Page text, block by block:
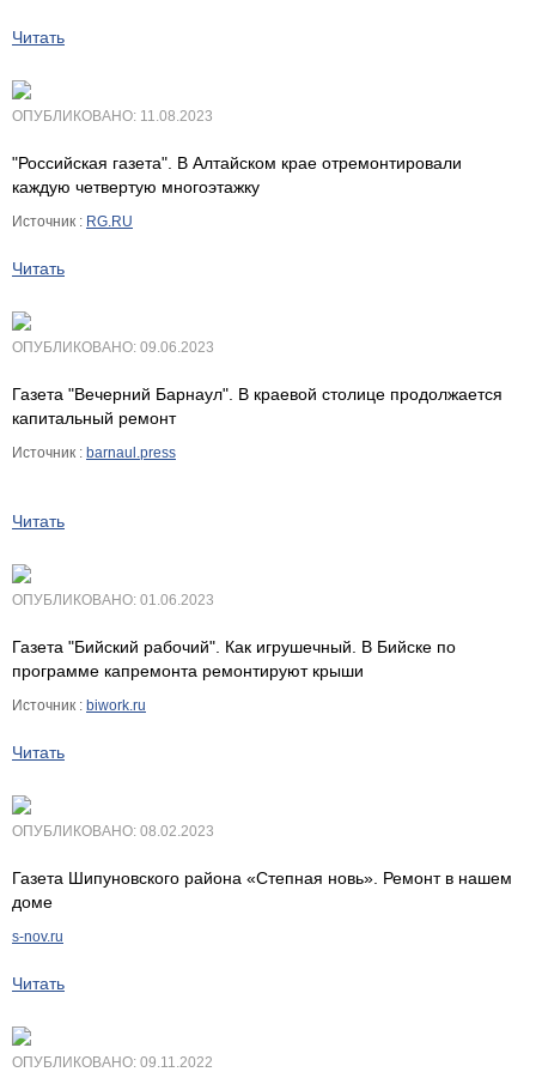
Читать
ОПУБЛИКОВАНО: 11.08.2023
"Российская газета". В Алтайском крае отремонтировали
каждую четвертую многоэтажку
Источник : RG.RU
Читать
ОПУБЛИКОВАНО: 09.06.2023
Газета "Вечерний Барнаул". В краевой столице продолжается
капитальный ремонт
Источник : barnaul.press
Читать
ОПУБЛИКОВАНО: 01.06.2023
Газета "Бийский рабочий". Как игрушечный. В Бийске по
программе капремонта ремонтируют крыши
Источник : biwork.ru
Читать
ОПУБЛИКОВАНО: 08.02.2023
Газета Шипуновского района «Степная новь». Ремонт в нашем
доме
s-nov.ru
Читать
ОПУБЛИКОВАНО: 09.11.2022